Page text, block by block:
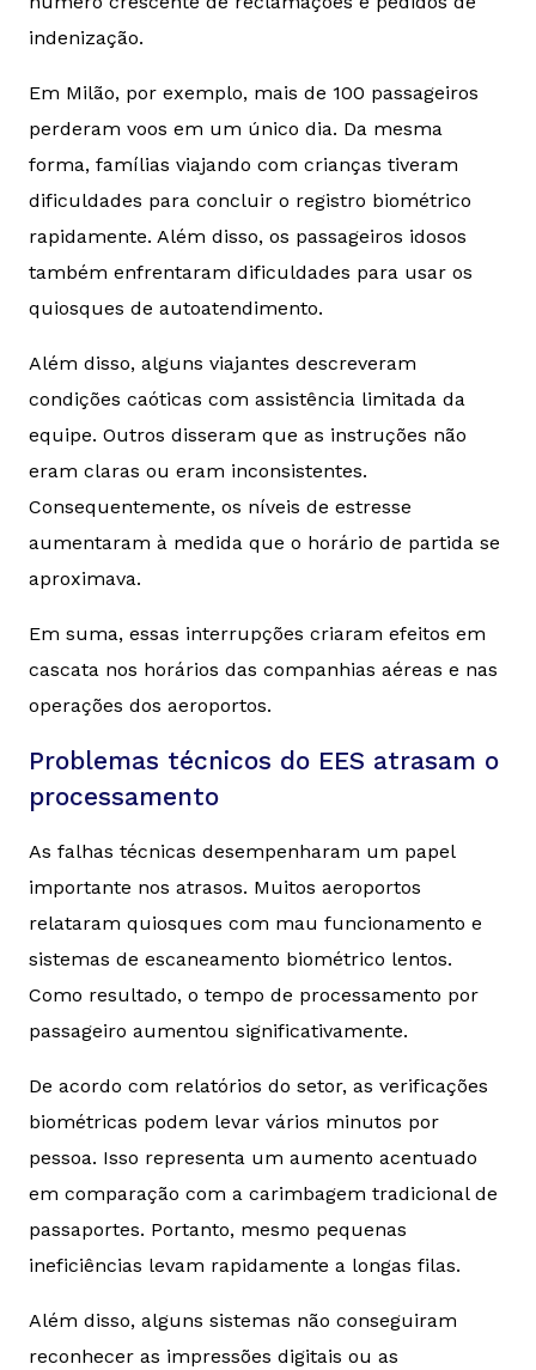
indenização.
Em Milão, por exemplo, mais de 100 passageiros
perderam voos em um único dia. Da mesma
forma, famílias viajando com crianças tiveram
dificuldades para concluir o registro biométrico
rapidamente. Além disso, os passageiros idosos
também enfrentaram dificuldades para usar os
quiosques de autoatendimento.
Além disso, alguns viajantes descreveram
condições caóticas com assistência limitada da
equipe. Outros disseram que as instruções não
eram claras ou eram inconsistentes.
Consequentemente, os níveis de estresse
aumentaram à medida que o horário de partida se
aproximava.
Em suma, essas interrupções criaram efeitos em
cascata nos horários das companhias aéreas e nas
operações dos aeroportos.
Problemas técnicos do EES atrasam o
processamento
As falhas técnicas desempenharam um papel
importante nos atrasos. Muitos aeroportos
relataram quiosques com mau funcionamento e
sistemas de escaneamento biométrico lentos.
Como resultado, o tempo de processamento por
passageiro aumentou significativamente.
De acordo com relatórios do setor, as verificações
biométricas podem levar vários minutos por
pessoa. Isso representa um aumento acentuado
em comparação com a carimbagem tradicional de
passaportes. Portanto, mesmo pequenas
ineficiências levam rapidamente a longas filas.
Além disso, alguns sistemas não conseguiram
reconhecer as impressões digitais ou as